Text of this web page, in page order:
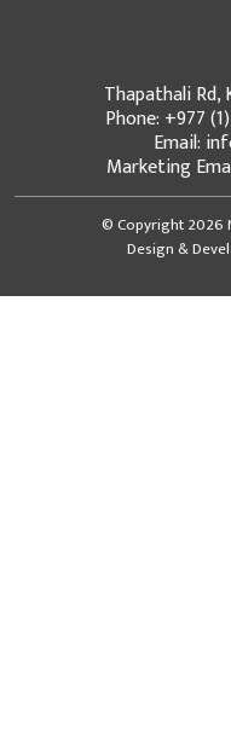
Thapathali
Phone: +977
Email:
Marketing
© Copyright 2026
Design &